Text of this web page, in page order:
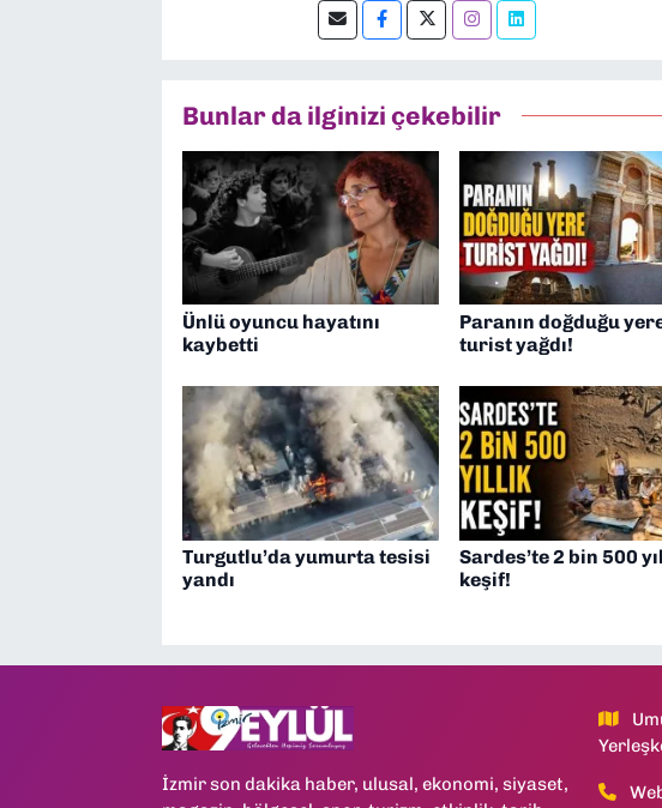
Bunlar da ilginizi çekebilir
Ünlü oyuncu hayatını
kaybetti
Paranın doğduğu
turist yağdı!
Turgutlu’da yumurta tesisi
yandı
Sardes’te 2 bin 500
keşif!
İzmir son dakika haber, ulusal, ekonomi, siyaset,